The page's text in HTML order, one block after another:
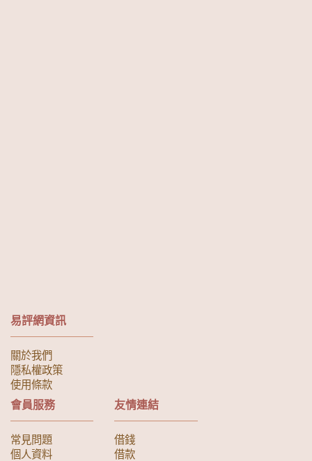
易評網資訊
關於我們
隱私權政策
使用條款
會員服務
常見問題
個人資料
友情連結
借錢
借款